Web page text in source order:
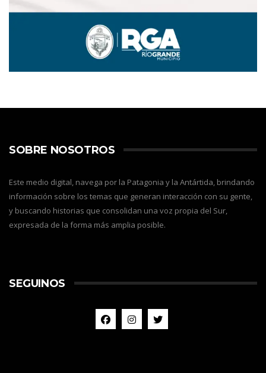
SOBRE NOSOTROS
Este medio digital, navega por la Patagonia y la Antártida, brindando
información sobre los temas que generan interacción con su gente,
y buscando historias que consolidan una voz propia del Sur,
expresada de la forma más amplia posible.
SEGUINOS